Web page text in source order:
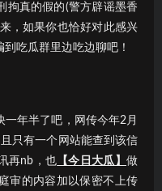
拘真的假的(警方辟谣墨香
，如果你也恰好对此感兴
吃瓜群里边吃边聊吧！
年半了吧，网传今年2月
只有一个网站能查到该信
再nb，也 【今日大瓜】做
审的内容加以保密不上传